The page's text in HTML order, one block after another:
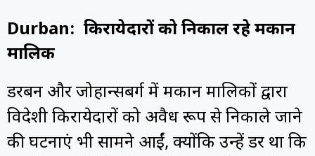
Durban: किरायेदारों को निकाल रहे मकान
मालिक
डरबन और जोहान्सबर्ग में मकान मालिकों द्वारा
विदेशी किरायेदारों को अवैध रूप से निकाले जाने
की घटनाएं भी सामने आईं, क्योंकि उन्हें डर था कि